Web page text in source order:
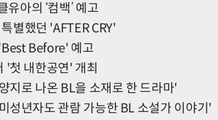
아의 ‘컴백’ 예고
별했던 'AFTER CRY'
Before' 예고
'첫 내한공연' 개최
지로 나온 BL을 소재로 한 드라마'
성년자도 관람 가능한 BL 소설가 이야기'